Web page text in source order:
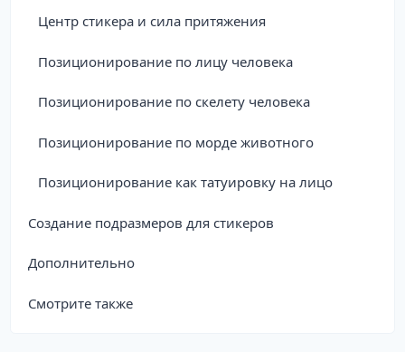
Центр стикера и сила притяжения
Позиционирование по лицу человека
Позиционирование по скелету человека
Позиционирование по морде животного
Позиционирование как татуировку на лицо
Создание подразмеров для стикеров
Дополнительно
Смотрите также